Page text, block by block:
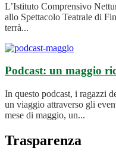
L’Istituto Comprensivo
allo Spettacolo Teatrale di
terrà...
Podcast: un maggio
In questo podcast, i ragazzi
un viaggio attraverso gli
mese di maggio, un...
Trasparenza